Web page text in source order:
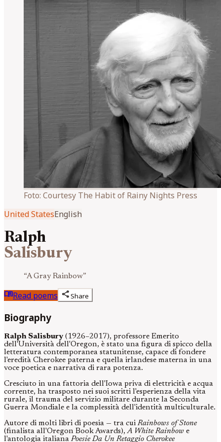
Foto: Courtesy The Habit of Rainy Nights Press
United StatesEnglish
Ralph
Salisbury
“A Gray Rainbow”
menu_bookRead poems shareShare
Biography
Ralph Salisbury(1926–2017), professore Emerito
dell'Università dell'Oregon, è stato una figura di spicco della
letteratura contemporanea statunitense, capace di fondere
l'eredità Cherokee paterna e quella irlandese materna in una
voce poetica e narrativa di rara potenza.
Cresciuto in una fattoria dell'Iowa priva di elettricità e acqua
corrente, ha trasposto nei suoi scritti l'esperienza della vita
rurale, il trauma del servizio militare durante la Seconda
Guerra Mondiale e la complessità dell'identità multiculturale.
Autore di molti libri di poesia — tra cui Rainbows of Stone
(finalista all'Oregon Book Awards),A White Rainbow e
l'antologia italiana Poesie Da Un Retaggio Cherokee